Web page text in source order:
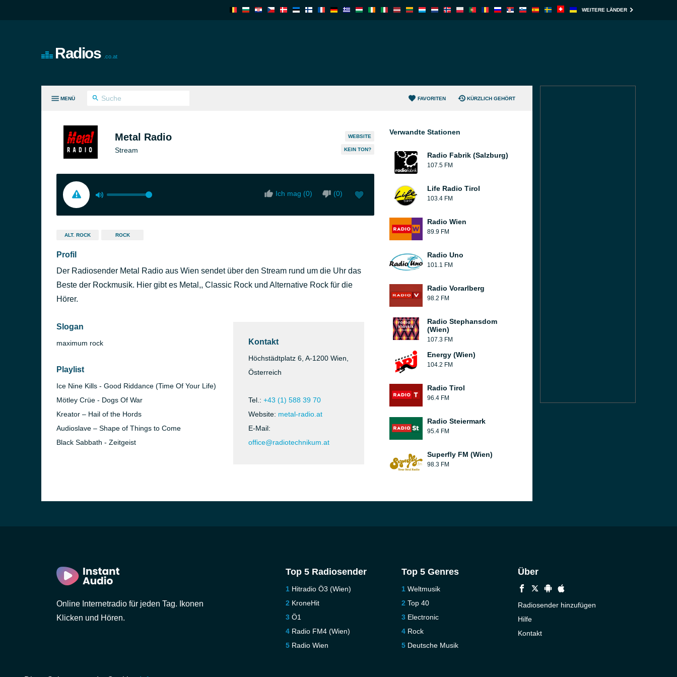
WEITERE LÄNDER
Radios .co.at
MENÜ FAVORITEN KÜRZLICH GEHÖRT
Metal Radio
Stream
WEBSITE
KEIN TON?
Ich mag (0) (0)
ALT. ROCK ROCK
Profil
Der Radiosender Metal Radio aus Wien sendet über den Stream rund um die Uhr das
Beste der Rockmusik. Hier gibt es Metal,, Classic Rock und Alternative Rock für die
Hörer.
Slogan
maximum rock
Playlist
Ice Nine Kills - Good Riddance (Time Of Your Life)
Mötley Crüe - Dogs Of War
Kreator – Hail of the Hords
Audioslave – Shape of Things to Come
Black Sabbath - Zeitgeist
Kontakt
Höchstädtplatz 6, A-1200 Wien,
Österreich
Tel.: +43 (1) 588 39 70
Website: metal-radio.at
E-Mail:
office@radiotechnikum.at
Verwandte Stationen
Radio Fabrik (Salzburg)
107.5 FM
Life Radio Tirol
103.4 FM
Radio Wien
89.9 FM
Radio Uno
101.1 FM
Radio Vorarlberg
98.2 FM
Radio Stephansdom
(Wien)
107.3 FM
Energy (Wien)
104.2 FM
Radio Tirol
96.4 FM
Radio Steiermark
95.4 FM
Superfly FM (Wien)
98.3 FM
Online Internetradio für jeden Tag. Ikonen
Klicken und Hören.
Top 5 Radiosender
Hitradio Ö3 (Wien)
KroneHit
Ö1
Radio FM4 (Wien)
Radio Wien
Top 5 Genres
Weltmusik
Top 40
Electronic
Rock
Deutsche Musik
Über
Radiosender hinzufügen
Hilfe
Kontakt